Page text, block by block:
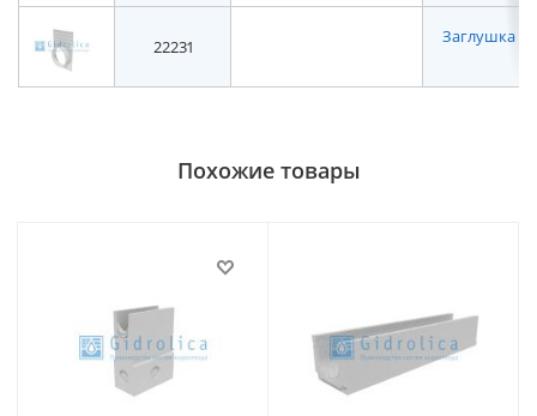
22231 Заглушка
Похожие товары